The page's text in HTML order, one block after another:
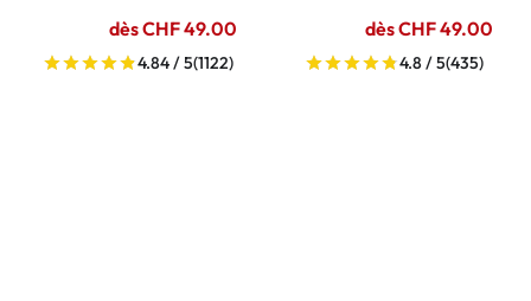
dès CHF 49.00
4.84 / 5(1122)
dès CHF 49.00
4.8 / 5(435)